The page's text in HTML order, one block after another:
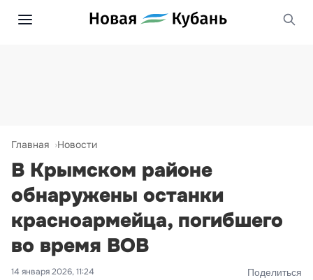
Главная Новости
В Крымском районе
обнаружены останки
красноармейца, погибшего
во время ВОВ
14 января 2026, 11:24 Поделиться